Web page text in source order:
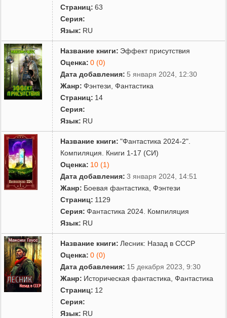
Страниц: 63
Серия:
Язык: RU
Название книги: Эффект присутствия
Оценка: 0 (0)
Дата добавления: 5 января 2024, 12:30
Жанр: Фэнтези ,Фантастика
Страниц: 14
Серия:
Язык: RU
Название книги: "Фантастика 2024-2".
Компиляция. Книги 1-17 (СИ)
Оценка: 10 (1)
Дата добавления: 3 января 2024, 14:51
Жанр: Боевая фантастика ,Фэнтези
Страниц: 1129
Серия: Фантастика 2024. Компиляция
Язык: RU
Название книги: Лесник: Назад в СССР
Оценка: 0 (0)
Дата добавления: 15 декабря 2023, 9:30
Жанр: Историческая фантастика ,Фантастика
Страниц: 12
Серия:
Язык: RU